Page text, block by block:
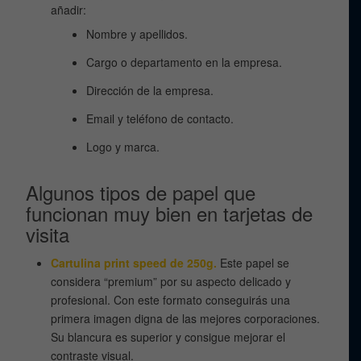
añadir:
Nombre y apellidos.
Cargo o departamento en la empresa.
Dirección de la empresa.
Email y teléfono de contacto.
Logo y marca.
Algunos tipos de papel que
funcionan muy bien en tarjetas de
visita
Cartulina print speed de 250g. Este papel se
considera “premium” por su aspecto delicado y
profesional. Con este formato conseguirás una
primera imagen digna de las mejores corporaciones.
Su blancura es superior y consigue mejorar el
contraste visual.